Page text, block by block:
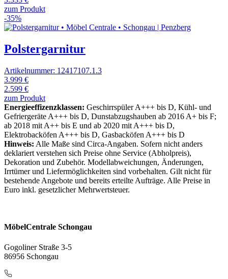
zum Produkt
-35%
Polstergarnitur
Artikelnummer: 12417107.1.3
3.999 €
2.599 €
zum Produkt
Energieeffizenzklassen: Geschirrspüler A+++ bis D, Kühl- und
Gefriergeräte A+++ bis D, Dunstabzugshauben ab 2016 A+ bis F;
ab 2018 mit A++ bis E und ab 2020 mit A+++ bis D,
Elektrobacköfen A+++ bis D, Gasbacköfen A+++ bis D
Hinweis: Alle Maße sind Circa-Angaben. Sofern nicht anders
deklariert verstehen sich Preise ohne Service (Abholpreis),
Dekoration und Zubehör. Modellabweichungen, Änderungen,
Irrtümer und Liefermöglichkeiten sind vorbehalten. Gilt nicht für
bestehende Angebote und bereits erteilte Aufträge. Alle Preise in
Euro inkl. gesetzlicher Mehrwertsteuer.
MöbelCentrale Schongau
Gogoliner Straße 3-5
86956 Schongau